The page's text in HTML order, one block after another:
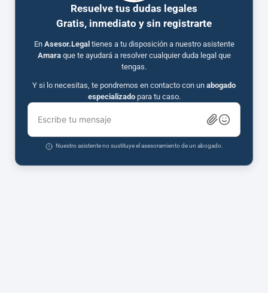
Resuelve tus dudas legales
Gratis, inmediato y sin registrarte
En Asesor.Legal tienes a tu disposición a nuestro asistente
Amaraque te ayudará a resolver cualquier duda legal que
tengas.
Y si lo necesitas, te pondremos en contacto con un abogado
especializadopara tu caso.
Escribe tu mensaje
Nuestro asistente no sustituye el asesoramiento de un abogado.